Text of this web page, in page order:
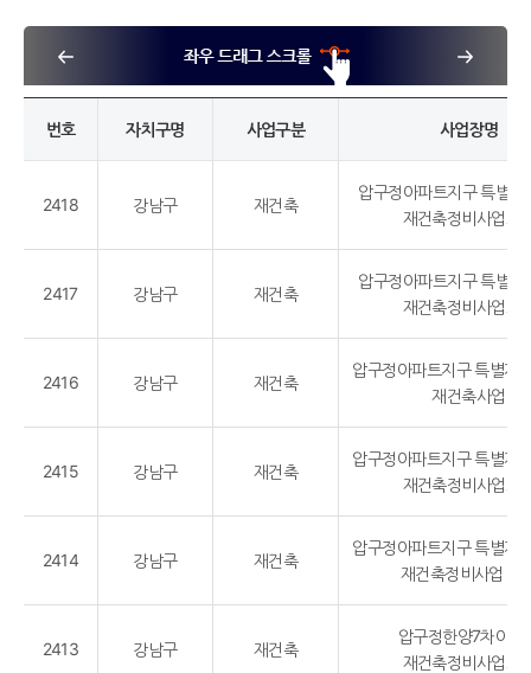
번호 자치구명 사업구분 사업장명
2418 강남구 재건축
압구정아파트지구 특별계
재건축정비사업조
2417 강남구 재건축
압구정아파트지구 특별계
재건축정비사업조
2416 강남구 재건축
압구정아파트지구 특별
재건축사업
2415 강남구 재건축
압구정아파트지구 특별
재건축정비사업조
2414 강남구 재건축
압구정아파트지구 특별
재건축정비사업 조
2413 강남구 재건축
압구정한양7차아파
재건축정비사업조